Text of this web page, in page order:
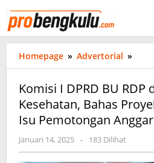
ke
konten
Homepage » Advertorial »
I
BU
RDP
Dinas
Komisi I DPRD BU RDP
Kesehatan, Bahas
Isu Pemotongan
Januari 14, 2025 oleh
probengkulu01
- 183 Dilihat